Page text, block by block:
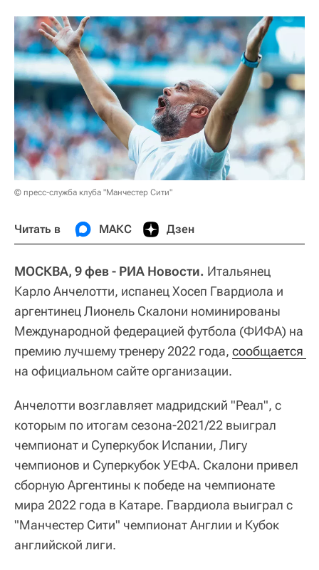
© пресс-служба клуба "Манчестер Сити"
Читать в МАКС Дзен
МОСКВА, 9 фев - РИА Новости. Итальянец
Карло Анчелотти, испанец Хосеп Гвардиола и
аргентинец Лионель Скалони номинированы
Международной федерацией футбола (ФИФА) на
премию лучшему тренеру 2022 года,
на официальном сайте организации.
Анчелотти возглавляет мадридский "Реал", с
которым по итогам сезона-2021/22 выиграл
чемпионат и Суперкубок Испании, Лигу
чемпионов и Суперкубок УЕФА. Скалони привел
сборную Аргентины к победе на чемпионате
мира 2022 года в Катаре. Гвардиола выиграл с
"Манчестер Сити" чемпионат Англии и Кубок
английской лиги.